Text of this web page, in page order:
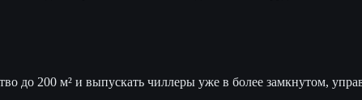
до 200 м² и выпускать чиллеры уже в более замкнутом,